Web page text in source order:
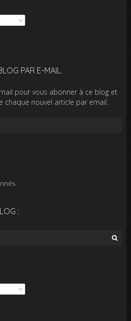
PAR E-MAIL.
pour vous abonner à ce blog et
chaque nouvel article par email.
: